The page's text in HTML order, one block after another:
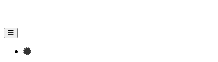
Toggle navigation